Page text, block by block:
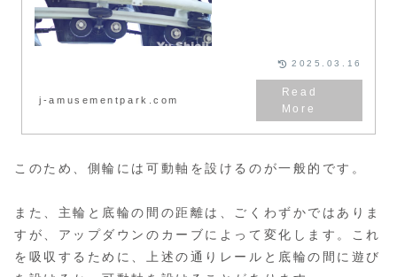
j-amusementpark.com
2025.03.16
このため、側輪には可動軸を設けるのが一般的です。
また、主輪と底輪の間の距離は、ごくわずかではありま
すが、アップダウンのカーブによって変化します。これ
を吸収するために、上述の通りレールと底輪の間に遊び